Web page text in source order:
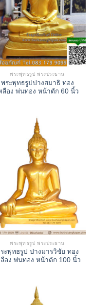
พระพุทธรูป พระประธาน
พระพุทธรูปปางสมาธิ ทอง
ลือง พ่นทอง หน้าตัก 60 นิ้ว
พระพุทธรูป พระประธาน
ะพุทธรูป ปางมารวิชัย ทอง
ลือง พ่นทอง หน้าตัก 100 นิ้ว